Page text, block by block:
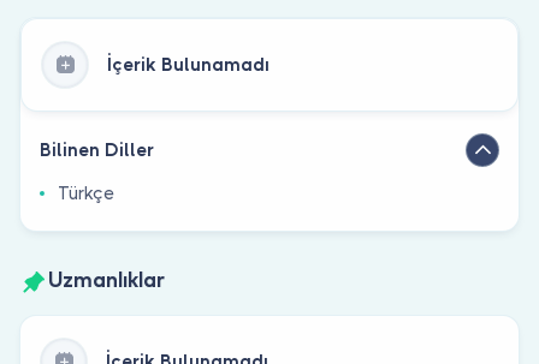
İçerik Bulunamadı
Bilinen Diller
Türkçe
Uzmanlıklar